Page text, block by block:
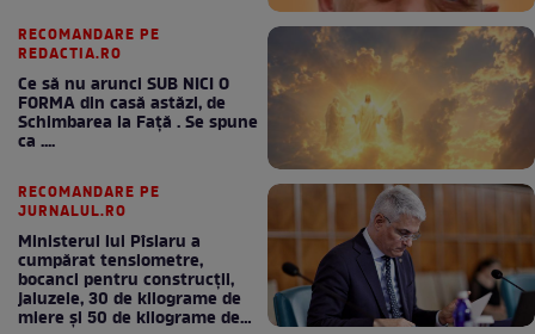
RECOMANDARE PE
REDACTIA.RO
Ce să nu arunci SUB NICI O
FORMA din casă astăzi, de
Schimbarea la Față . Se spune
ca ....
RECOMANDARE PE
JURNALUL.RO
Ministerul lui Pîslaru a
cumpărat tensiometre,
bocanci pentru construcții,
jaluzele, 30 de kilograme de
miere și 50 de kilograme de